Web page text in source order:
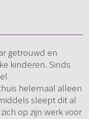
getrouwd en
kinderen. Sinds
helemaal alleen
sleept dit al
op zijn werk voor